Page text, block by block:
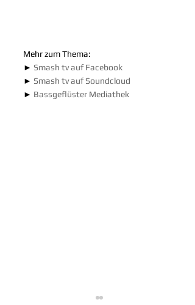
Mehr zum Thema:
► Smash tv auf Facebook
► Smash tv auf Soundcloud
► Bassgeflüster Mediathek